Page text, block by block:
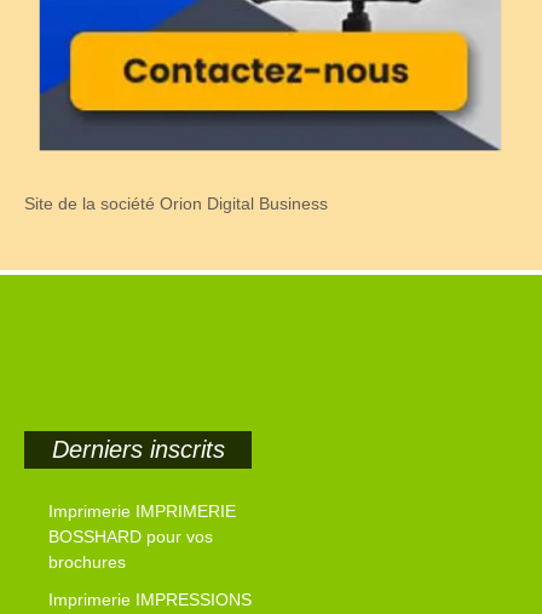
Site de la société Orion Digital Business
Derniers inscrits
Imprimerie IMPRIMERIE
BOSSHARD pour vos
brochures
Imprimerie IMPRESSIONS